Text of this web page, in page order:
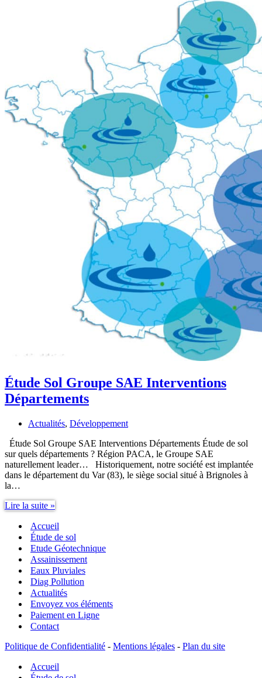
Étude Sol Groupe SAE Interventions
Départements
Actualités, Développement
Étude Sol Groupe SAE Interventions Départements Étude de sol
sur quels départements ? Région PACA, le Groupe SAE
naturellement leader… Historiquement, notre société est implantée
dans le département du Var (83), le siège social situé à Brignoles à
la…
Lire la suite »
Groupe
SAE
Interventions
Départements
Accueil
Étude de sol
Etude Géotechnique
Assainissement
Eaux Pluviales
Diag Pollution
Actualités
Envoyez vos éléments
Paiement en Ligne
Contact
Politique de Confidentialité - Mentions légales - Plan du site
Accueil